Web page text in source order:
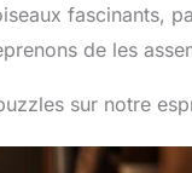
fascinants,
de les
sur notre